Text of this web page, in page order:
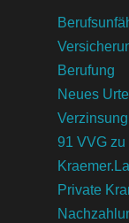
Berufung
Neues
91 VVG zu
Private